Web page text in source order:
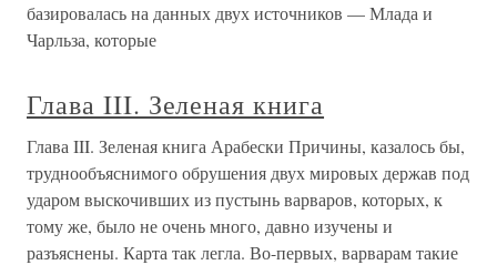
базировалась на данных двух источников — Млада и
Чарльза, которые
Глава III. Зеленая книга
Глава III. Зеленая книга Арабески Причины, казалось бы,
труднообъяснимого обрушения двух мировых держав под
ударом выскочивших из пустынь варваров, которых, к
тому же, было не очень много, давно изучены и
разъяснены. Карта так легла. Во-первых, варварам такие